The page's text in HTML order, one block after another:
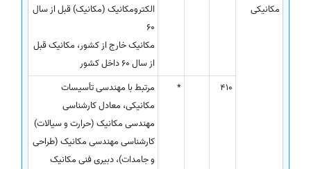
مکانیکی
الکترومکانیک (مکانیک) قبل از سال
60
مکانیک خارج از کشور، مکانیک قبل
از سال 60 داخل کشور
410
*
مرتبط با مهندسی تأسیسات
مکانیکی، معادل کارشناسی
مهندسی مکانیک (حرارت و سیالات)
کارشناسی مهندسی مکانیک (طراحی
و جامدات)، دبیری فنی مکانیک